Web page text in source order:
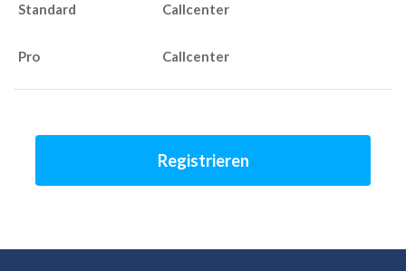
Callcenter
Callcenter
Registrieren